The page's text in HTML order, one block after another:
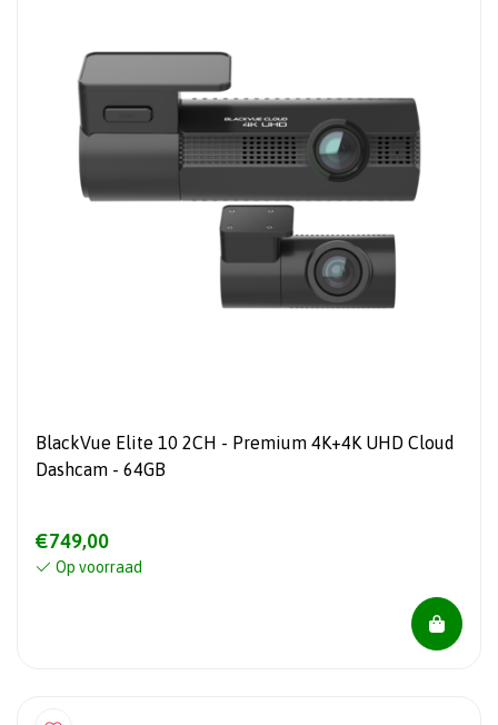
BlackVue Elite 10 2CH - Premium 4K+4K UHD Cloud
Dashcam - 64GB
€749,00
Op voorraad